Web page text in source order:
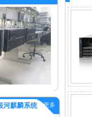
河麒麟系统 更多